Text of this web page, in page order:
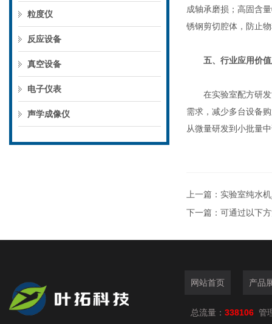
粒度仪
反应设备
真空设备
电子仪表
声学成像仪
成轴承磨损；高固含
锈钢剪切腔体，防止
五、行业应用价
在实验室配方研发
需求，减少多台设备
从微量研发到小批量
上一篇： 实验室纯水
下一篇： 可通过以下
网站首页 产品
总流量： 338106 管